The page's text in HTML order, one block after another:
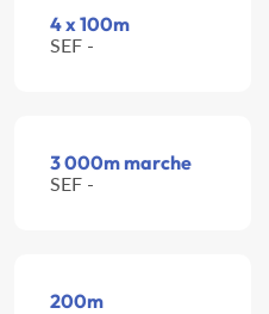
4 x 100m
SEF -
3 000m marche
SEF -
200m